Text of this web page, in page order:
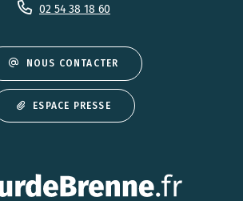
02 54 38 18 60
NOUS CONTACTER
ESPACE PRESSE